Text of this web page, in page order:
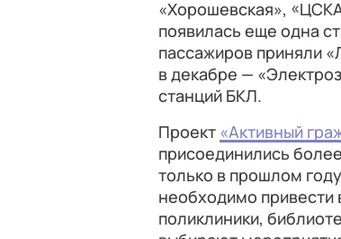
«Хорошевская»,
появилась еще одна
пассажиров приняли
в декабре —
станций БКЛ.
Проект «Активный
присоединились
только в прошлом
необходимо привести
поликлиники,